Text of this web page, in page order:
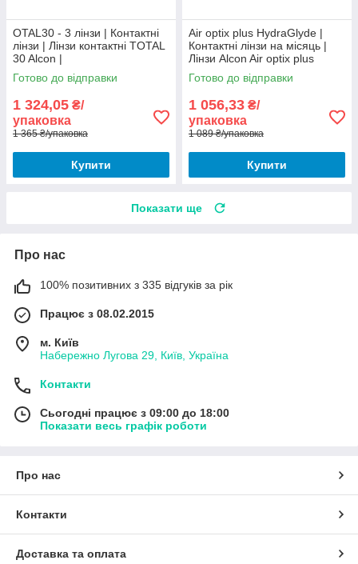
OTAL30 - 3 лінзи | Контактні
лінзи | Лінзи контактні TOTAL
30 Alcon |
Готово до відправки
1 324,05 ₴/
упаковка
1 365 ₴/упаковка
Купити
Air optix plus HydraGlyde |
Контактні лінзи на місяць |
Лінзи Alcon Air optix plus
HydraGlyde
Готово до відправки
1 056,33 ₴/
упаковка
1 089 ₴/упаковка
Купити
Показати ще
Про нас
100% позитивних з 335 відгуків за рік
Працює з 08.02.2015
м. Київ
Набережно Лугова 29, Київ, Україна
Контакти
Сьогодні працює з 09:00 до 18:00
Показати весь графік роботи
Про нас
Контакти
Доставка та оплата